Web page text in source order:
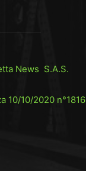
News S.A.S.
10/10/2020 n°1816